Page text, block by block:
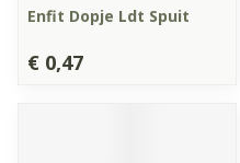
Enfit Dopje Ldt Spuit
€ 0,47